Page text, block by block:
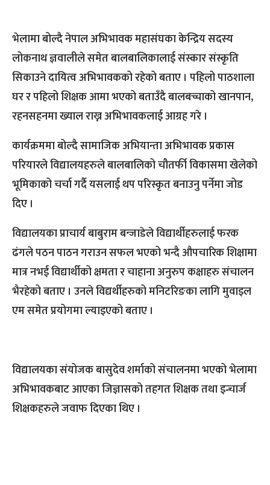
भेलामा बोल्दै नेपाल अभिभावक महासंघका केन्द्रिय सदस्य
लोकनाथ ज्ञवालीले समेत बालबालिकालाई संस्कार संस्कृति
सिकाउने दायित्व अभिभावकको रहेको बताए । पहिलो पाठशाला
घर र पहिलो शिक्षक आमा भएको बताउँदै बालबच्चाको खानपान,
रहनसहनमा ख्याल राख्न अभिभावकलाई आग्रह गरे ।
कार्यक्रममा बोल्दै सामाजिक अभियान्ता अभिभावक प्रकास
परियारले विद्यालयहरुले बालबालिको चौतर्फी विकासमा खेलेको
भूमिकाको चर्चा गर्दै यसलाई थप परिस्कृत बनाउनु पर्नेमा जोड
दिए ।
विद्यालयका प्राचार्य बाबुराम बन्जाडेले विद्यार्थीहरुलाई फरक
ढंगले पठन पाठन गराउन सफल भएको भन्दै औपचारिक शिक्षामा
मात्र नभई विद्यार्थीको क्षमता र चाहाना अनुरुप कक्षाहरु संचालन
भैरहेको बताए । उनले विद्यर्थीहरुको मनिटरिङका लागि मुवाइल
एम समेत प्रयोगमा ल्याइएको बताए ।
विद्यालयका संयोजक बासुदेव शर्माको संचालनमा भएको भेलामा
अभिभावकबाट आएका जिज्ञासको तहगत शिक्षक तथा इन्चार्ज
शिक्षकहरुले जवाफ दिएका थिए ।